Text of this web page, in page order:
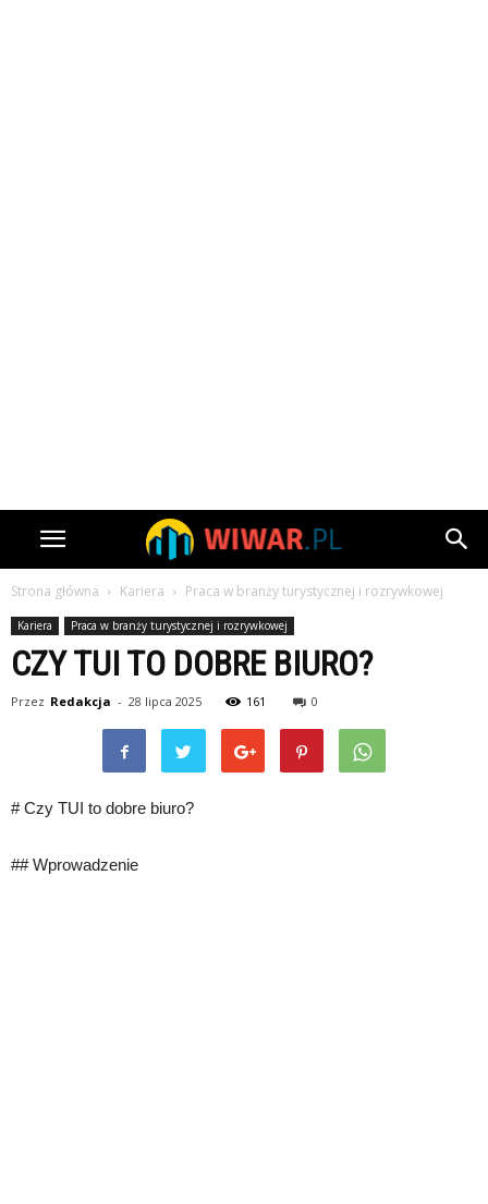
Strona główna Kariera Praca w branży turystycznej i rozrywkowej
Kariera Praca w branży turystycznej i rozrywkowej
CZY TUI TO DOBRE BIURO?
Przez Redakcja - 28 lipca 2025 161 0
# Czy TUI to dobre biuro?
## Wprowadzenie